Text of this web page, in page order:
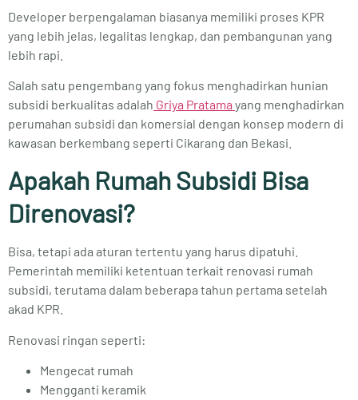
Developer berpengalaman biasanya memiliki proses KPR
yang lebih jelas, legalitas lengkap, dan pembangunan yang
lebih rapi.
Salah satu pengembang yang fokus menghadirkan hunian
subsidi berkualitas adalah Griya Pratama yang menghadirkan
perumahan subsidi dan komersial dengan konsep modern di
kawasan berkembang seperti Cikarang dan Bekasi.
Apakah Rumah Subsidi Bisa
Direnovasi?
Bisa, tetapi ada aturan tertentu yang harus dipatuhi.
Pemerintah memiliki ketentuan terkait renovasi rumah
subsidi, terutama dalam beberapa tahun pertama setelah
akad KPR.
Renovasi ringan seperti:
Mengecat rumah
Mengganti keramik